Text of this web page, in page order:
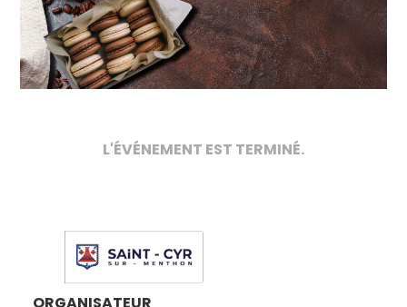
L'ÉVÉNEMENT EST TERMINÉ.
ORGANISATEUR